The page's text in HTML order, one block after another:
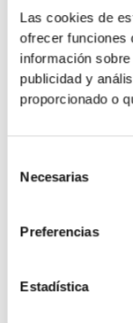
Las cookies de
ofrecer funciones
información
publicidad y
proporcionado o
deNecesarias
Preferencias
Estadística